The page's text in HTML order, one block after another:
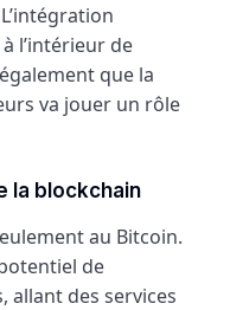
l’intérieur de
que la
va jouer un rôle
la blockchain
au Bitcoin.
de
des services